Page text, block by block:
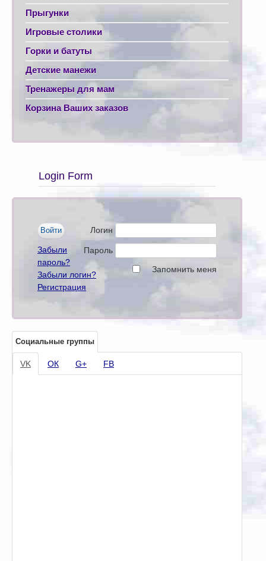
Прыгунки
Игровые столики
Горки и батуты
Детские манежи
Тренажеры для мам
Корзина Ваших заказов
Login Form
Логин
Пароль
Запомнить меня
Забыли
пароль?
Забыли логин?
Регистрация
Социальные группы
VK ОК G+ FB